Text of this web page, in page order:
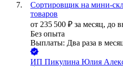
Сортировщик на мини-
товаров
от 235 500 ₽ за месяц, до
Без опыта
Выплаты: Два раза в
ИП Пикулина Юлия